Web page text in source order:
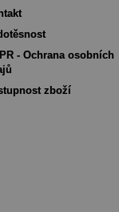
- Ochrana osobních
zboží